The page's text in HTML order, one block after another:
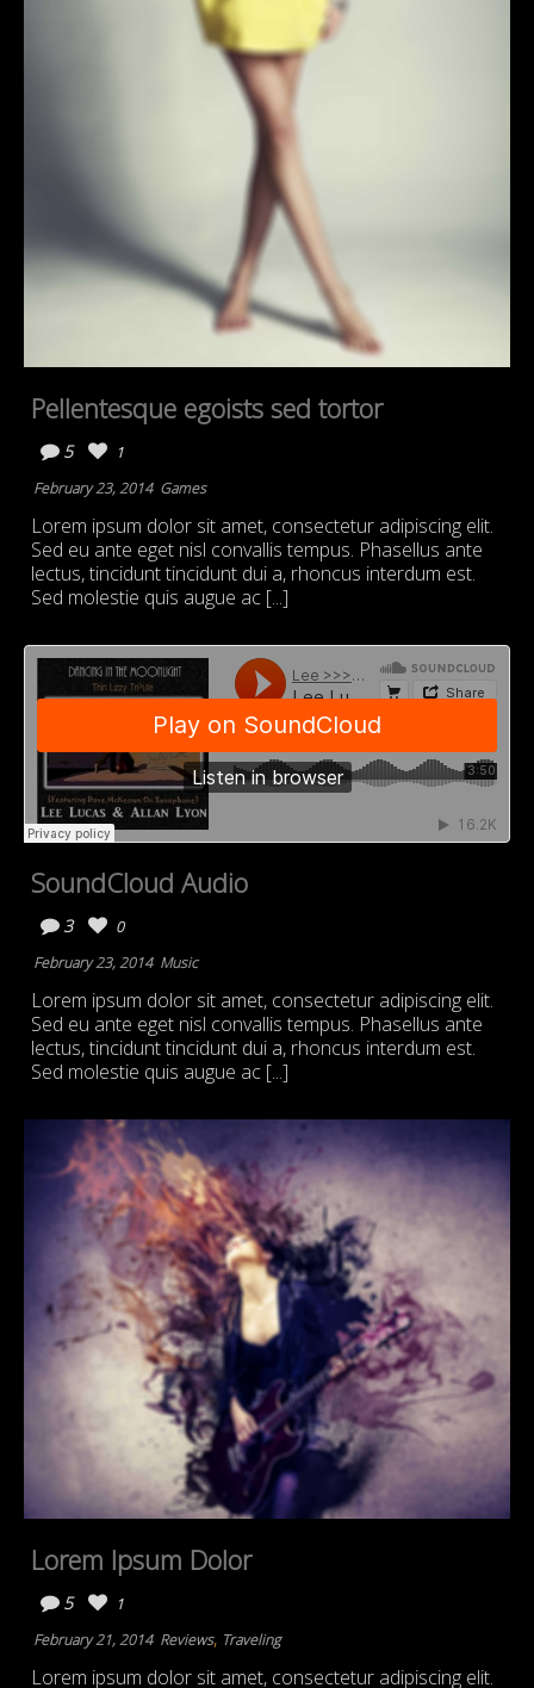
Pellentesque egoists sed tortor
5
1
February 23, 2014 Games
Lorem ipsum dolor sit amet, consectetur adipiscing elit.
Sed eu ante eget nisl convallis tempus. Phasellus ante
lectus, tincidunt tincidunt dui a, rhoncus interdum est.
Sed molestie quis augue ac [...]
SoundCloud Audio
3
0
February 23, 2014 Music
Lorem ipsum dolor sit amet, consectetur adipiscing elit.
Sed eu ante eget nisl convallis tempus. Phasellus ante
lectus, tincidunt tincidunt dui a, rhoncus interdum est.
Sed molestie quis augue ac [...]
Lorem Ipsum Dolor
5
1
February 21, 2014 Reviews, Traveling
Lorem ipsum dolor sit amet, consectetur adipiscing elit.